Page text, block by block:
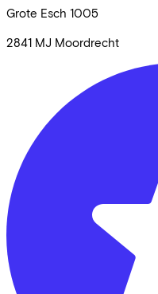
Grote Esch 1005
2841 MJ Moordrecht